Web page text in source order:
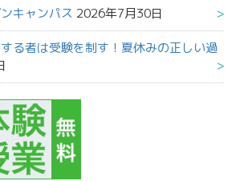
キャンパス 2026年7月30日
る者は受験を制す！夏休みの正しい過